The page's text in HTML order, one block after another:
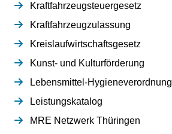
Kraftfahrzeugsteuergesetz
Kraftfahrzeugzulassung
Kreislaufwirtschaftsgesetz
Kunst- und Kulturförderung
Lebensmittel-Hygieneverordnung
Leistungskatalog
MRE Netzwerk Thüringen